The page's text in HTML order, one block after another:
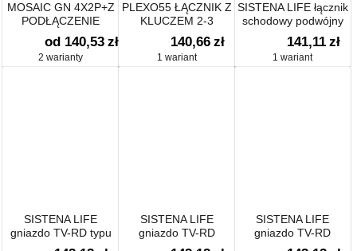
MOSAIC GN 4X2P+Z
PODŁĄCZENIE
PRZEZ ZACISKI
AUTOMATYCZNE-8
MODUŁÓW
od 140,53 zł
2 warianty
PLEXO55 ŁĄCZNIK Z
KLUCZEM 2-3
POZYCJE
140,66 zł
1 wariant
SISTENA LIFE łącznik
schodowy podwójny
podświetlany
141,11 zł
1 wariant
SISTENA LIFE
gniazdo TV-RD typu
gwiazda
SISTENA LIFE
gniazdo TV-RD
przelotowe
SISTENA LIFE
gniazdo TV-RD
końcowe